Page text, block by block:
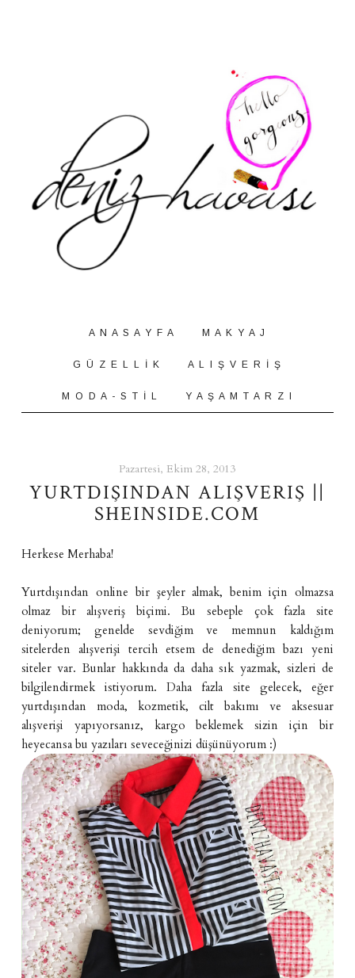
A N A S A Y F A M A K Y A J
G Ü Z E L L İ K A L I Ş V E R İ Ş
M O D A - S T İ L Y A Ş A M T A R Z I
Pazartesi, Ekim 28, 2013
YURTDIŞINDAN ALIŞVERIŞ ||
SHEINSIDE.COM
Herkese Merhaba!
Yurtdışından online bir şeyler almak, benim için olmazsa
olmaz bir alışveriş biçimi. Bu sebeple çok fazla site
deniyorum; genelde sevdiğim ve memnun kaldığım
sitelerden alışverişi tercih etsem de denediğim bazı yeni
siteler var. Bunlar hakkında da daha sık yazmak, sizleri de
bilgilendirmek istiyorum. Daha fazla site gelecek, eğer
yurtdışından moda, kozmetik, cilt bakımı ve aksesuar
alışverişi yapıyorsanız, kargo beklemek sizin için bir
heyecansa bu yazıları seveceğinizi düşünüyorum :)